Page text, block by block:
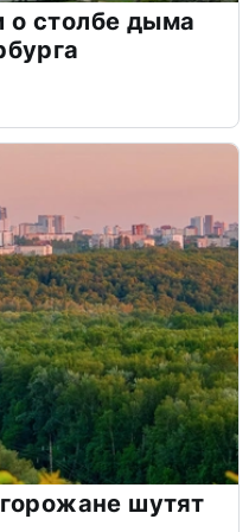
столбе дыма
шутят